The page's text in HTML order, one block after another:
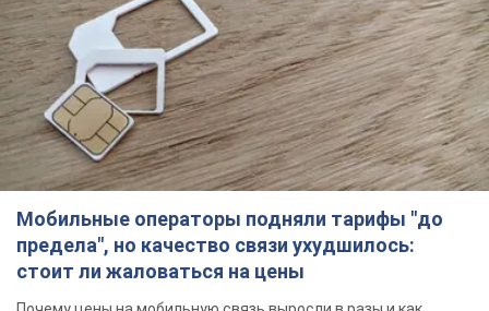
Почему цены на мобильную связь выросли в разы и как
улучшить качество интернета в телефоне
3 часа назад 16,4 т.
В оккупированной Ялте прогремели мощные
взрывы: поднимается черный дым. Фото и
видео
Город, вероятно, подвергся атаке дронов
час назад